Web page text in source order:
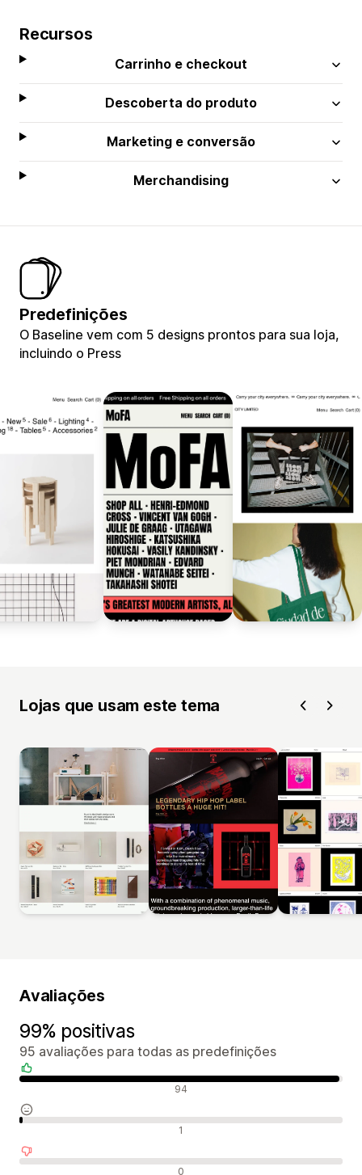
Recursos
Carrinho e checkout
Descoberta do produto
Marketing e conversão
Merchandising
Predefinições
O Baseline vem com 5 designs prontos para sua loja,
incluindo o Press
Lojas que usam este tema
Avaliações
99% positivas
95 avaliações para todas as predefinições
Avaliações positivas 94
Avaliações neutras 1
Avaliações negativas 0